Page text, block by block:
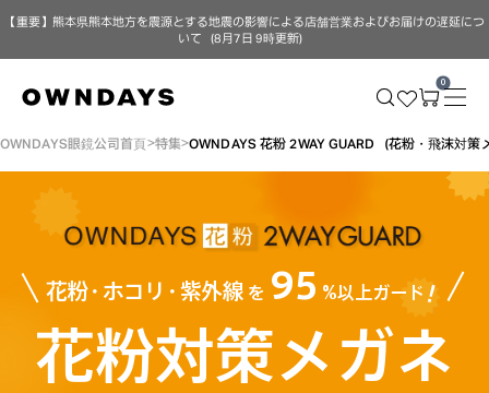
【重要】熊本県熊本地方を震源とする地震の影響による店舗営業およびお届けの遅延につ
いて（8月7日 9時更新）
0
OWNDAYS眼鏡公司首頁 特集 OWNDAYS 花粉 2WAY GUARD（花粉・飛沫対策
花粉・ ホコ リ・紫外線 を 95 %以上ガード！
花粉対策メガネ